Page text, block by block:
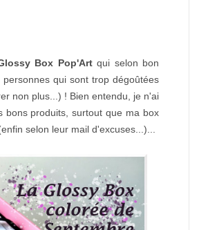
Box Pop'Artqui selon bon
qui sont trop dégoûtées
non plus...) ! Bien entendu, je n'ai
bons produits, surtout que ma box
selon leur mail d'excuses...)...